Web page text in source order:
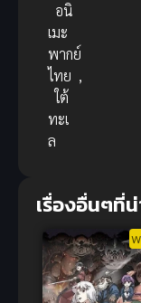
อนิ
เมะ
พากย์
ไทย ,
ใต้
ทะเ
ล
เรื่องอื่นๆที่